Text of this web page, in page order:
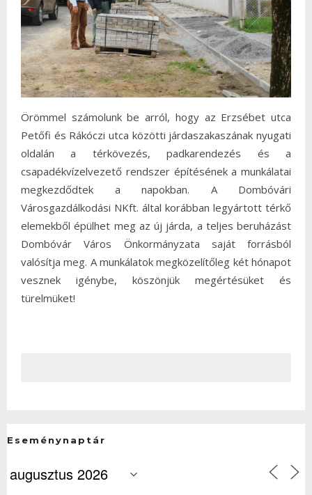
Örömmel számolunk be arról, hogy az Erzsébet utca
Petőfi és Rákóczi utca közötti járdaszakaszának nyugati
oldalán a térkövezés, padkarendezés és a
csapadékvízelvezető rendszer építésének a munkálatai
megkezdődtek a napokban. A Dombóvári
Városgazdálkodási NKft. által korábban legyártott térkő
elemekből épülhet meg az új járda, a teljes beruházást
Dombóvár Város Önkormányzata saját forrásból
valósítja meg. A munkálatok megközelítőleg két hónapot
vesznek igénybe, köszönjük megértésüket és
türelmüket!
Eseménynaptár